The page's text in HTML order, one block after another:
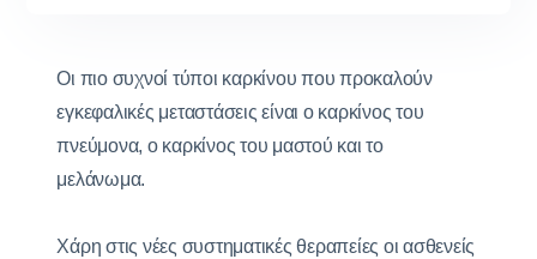
Οι πιο συχνοί τύποι καρκίνου που προκαλούν
εγκεφαλικές μεταστάσεις είναι ο καρκίνος του
πνεύμονα, ο καρκίνος του μαστού και το
μελάνωμα.
Χάρη στις νέες συστηματικές θεραπείες οι ασθενείς